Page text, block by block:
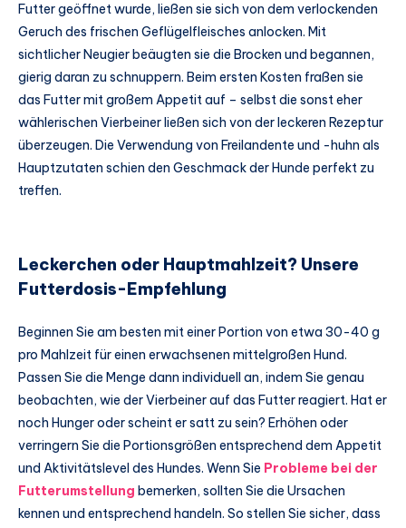
Futter geöffnet wurde, ließen sie sich von dem verlockenden
Geruch des frischen Geflügelfleisches anlocken. Mit
sichtlicher Neugier beäugten sie die Brocken und begannen,
gierig daran zu schnuppern. Beim ersten Kosten fraßen sie
das Futter mit großem Appetit auf – selbst die sonst eher
wählerischen Vierbeiner ließen sich von der leckeren Rezeptur
überzeugen. Die Verwendung von Freilandente und -huhn als
Hauptzutaten schien den Geschmack der Hunde perfekt zu
treffen.
Leckerchen oder Hauptmahlzeit? Unsere
Futterdosis-Empfehlung
Beginnen Sie am besten mit einer Portion von etwa 30-40 g
pro Mahlzeit für einen erwachsenen mittelgroßen Hund.
Passen Sie die Menge dann individuell an, indem Sie genau
beobachten, wie der Vierbeiner auf das Futter reagiert. Hat er
noch Hunger oder scheint er satt zu sein? Erhöhen oder
verringern Sie die Portionsgrößen entsprechend dem Appetit
und Aktivitätslevel des Hundes. Wenn Sie Probleme bei der
Futterumstellung bemerken, sollten Sie die Ursachen
kennen und entsprechend handeln. So stellen Sie sicher, dass